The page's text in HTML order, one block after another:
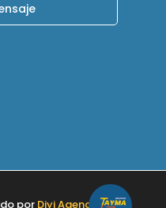
por Diyi Agencia